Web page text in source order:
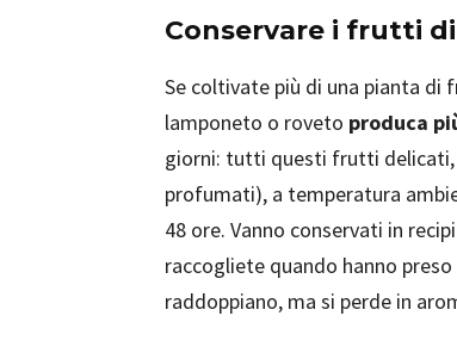
Conservare i frutti
Se coltivate più di una pianta di
lamponeto o roveto produca
giorni: tutti questi frutti
profumati), a temperatura
48 ore. Vanno conservati in
raccogliete quando hanno
raddoppiano, ma si perde in